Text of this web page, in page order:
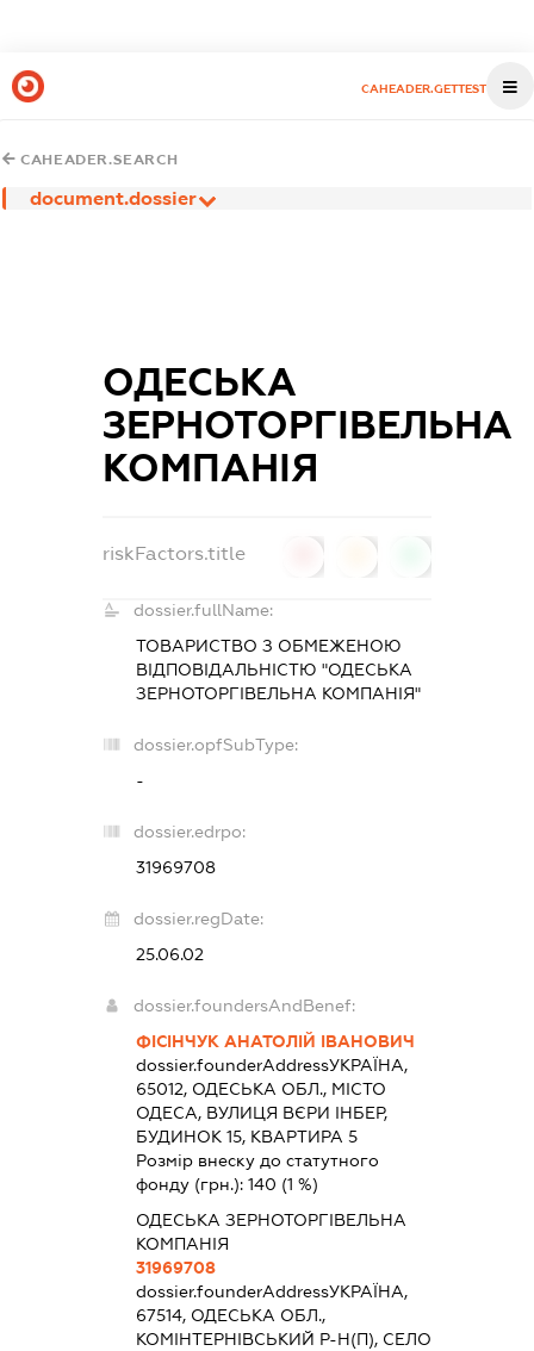
CAHEADER.GETTEST
CAHEADER.SEARCH
document.dossier
ОДЕСЬКА
ЗЕРНОТОРГІВЕЛЬНА
КОМПАНІЯ
riskFactors.title
dossier.fullName:
ТОВАРИСТВО З ОБМЕЖЕНОЮ
ВІДПОВІДАЛЬНІСТЮ "ОДЕСЬКА
ЗЕРНОТОРГІВЕЛЬНА КОМПАНІЯ"
dossier.opfSubType:
-
dossier.edrpo:
31969708
dossier.regDate:
25.06.02
dossier.foundersAndBenef:
ФІСІНЧУК АНАТОЛІЙ ІВАНОВИЧ
dossier.founderAddressУКРАЇНА,
65012, ОДЕСЬКА ОБЛ., МІСТО
ОДЕСА, ВУЛИЦЯ ВЄРИ ІНБЕР,
БУДИНОК 15, КВАРТИРА 5
Розмір внеску до статутного
фонду (грн.): 140 (1 %)
ОДЕСЬКА ЗЕРНОТОРГІВЕЛЬНА
КОМПАНІЯ
31969708
dossier.founderAddressУКРАЇНА,
67514, ОДЕСЬКА ОБЛ.,
КОМІНТЕРНІВСЬКИЙ Р-Н(П), СЕЛО